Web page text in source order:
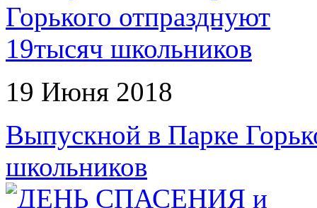
19 Июня 2018
Выпускной в Парке
школьников